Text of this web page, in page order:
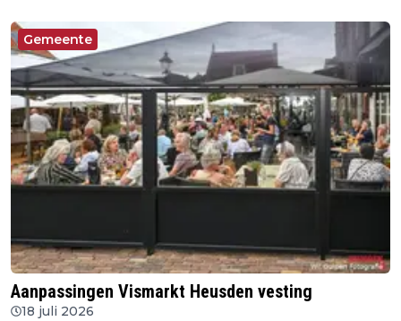
Gemeente
Aanpassingen Vismarkt Heusden vesting
18 juli 2026